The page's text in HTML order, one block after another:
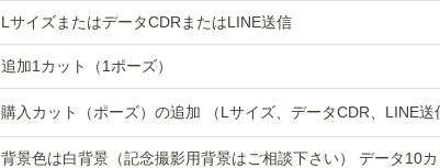
LサイズまたはデータCDRまたはLINE送信
追加1カット（1ポーズ）
購入カット（ポーズ）の追加 （Lサイズ、データCDR、LINE送
背景色は白背景（記念撮影用背景はご相談下さい） データ10